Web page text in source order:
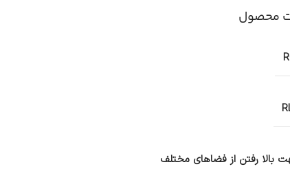
محصول
بالا رفتن از فضاهای مختلف